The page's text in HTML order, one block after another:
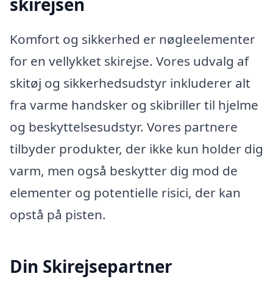
Komfort og sikkerhed er nøgleelementer
for en vellykket skirejse. Vores udvalg af
skitøj og sikkerhedsudstyr inkluderer alt
fra varme handsker og skibriller til hjelme
og beskyttelsesudstyr. Vores partnere
tilbyder produkter, der ikke kun holder dig
varm, men også beskytter dig mod de
elementer og potentielle risici, der kan
opstå på pisten.
Din Skirejsepartner